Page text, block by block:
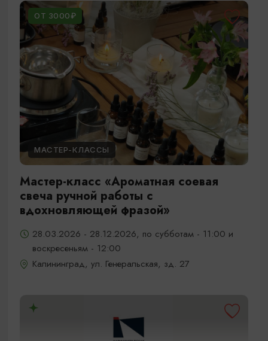
ОТ 3000₽
МАСТЕР-КЛАССЫ
Мастер-класс «Ароматная соевая
свеча ручной работы с
вдохновляющей фразой»
28.03.2026 - 28.12.2026, по субботам - 11:00 и
воскресеньям - 12:00
Калининград, ул. Генеральская, зд. 27